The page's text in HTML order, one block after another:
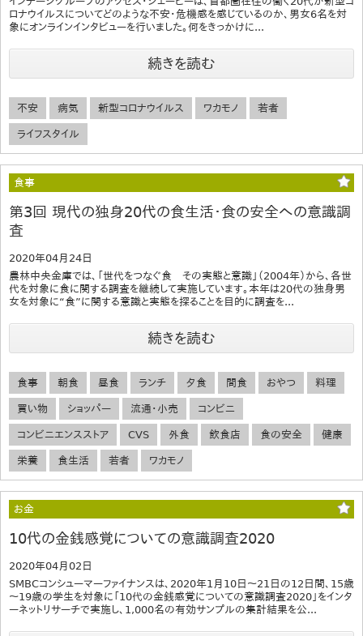
ロナウイルスについてどのような不安・危機感を感じているのか、男女6名を対
象にオンラインインタビューを行いました。何をきっかけに...
続きを読む
不安 病気 新型コロナウイルス ワカモノ 若者
ライフスタイル
食事
第3回 現代の独身20代の食生活・食の安全への意識調
査
2020年04月24日
農林中央金庫では、「世代をつなぐ食 その実態と意識」（2004年）から、各世
代を対象に食に関する調査を継続して実施しています。本年は20代の独身男
女を対象に“食”に関する意識と実態を探ることを目的に調査を...
続きを読む
食事 朝食 昼食 ランチ 夕食 間食 おやつ 料理
買い物 ショッパー 流通・小売 コンビニ
コンビニエンスストア CVS 外食 飲食店 食の安全 健康
栄養 食生活 若者 ワカモノ
お金
10代の金銭感覚についての意識調査2020
2020年04月02日
SMBCコンシューマーファイナンスは、2020年1月10日～21日の12日間、15歳
～19歳の学生を対象に「10代の金銭感覚についての意識調査2020」をインタ
ーネットリサーチで実施し、1,000名の有効サンプルの集計結果を公...